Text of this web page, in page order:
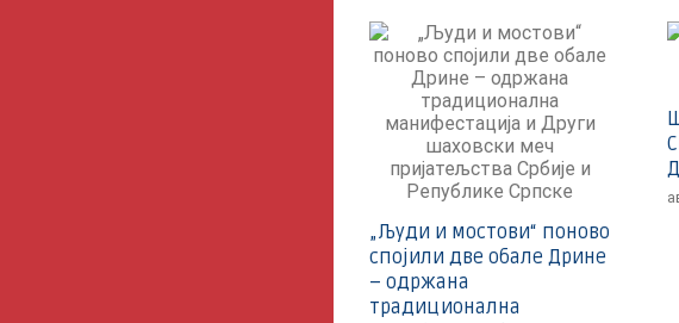
„Људи и мостови“ поново
спојили две обале Дрине
– одржана
традиционална